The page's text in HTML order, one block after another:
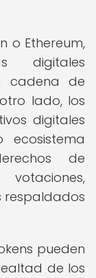
o Ethereum,
digitales
cadena de
lado, los
digitales
de
respaldados
pueden
de los